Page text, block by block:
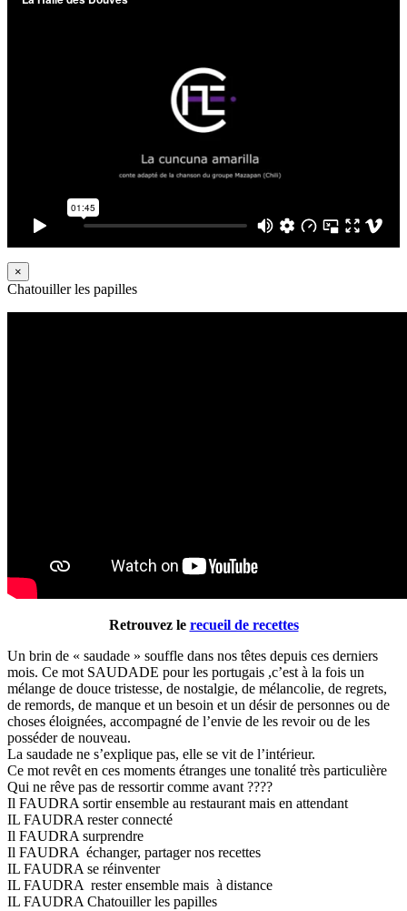
×
Chatouiller les papilles
Retrouvez le recueil de recettes
Un brin de « saudade » souffle dans nos têtes depuis ces derniers
mois. Ce mot SAUDADE pour les portugais ,c’est à la fois un
mélange de douce tristesse, de nostalgie, de mélancolie, de regrets,
de remords, de manque et un besoin et un désir de personnes ou de
choses éloignées, accompagné de l’envie de les revoir ou de les
posséder de nouveau.
La saudade ne s’explique pas, elle se vit de l’intérieur.
Ce mot revêt en ces moments étranges une tonalité très particulière
Qui ne rêve pas de ressortir comme avant ????
Il FAUDRA sortir ensemble au restaurant mais en attendant
IL FAUDRA rester connecté
Il FAUDRA surprendre
Il FAUDRA échanger, partager nos recettes
IL FAUDRA se réinventer
IL FAUDRA rester ensemble mais à distance
IL FAUDRA Chatouiller les papilles